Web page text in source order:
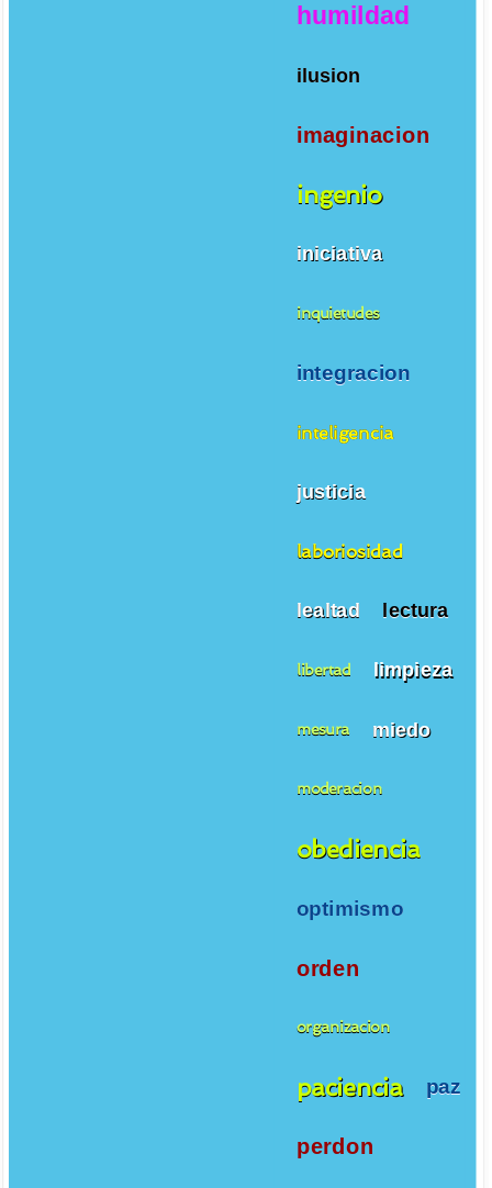
humildad
ilusion
imaginacion
ingenio
iniciativa
inquietudes
integracion
inteligencia
justicia
laboriosidad
lealtad lectura
libertad limpieza
mesura miedo
moderacion
obediencia
optimismo
orden
organizacion
paciencia paz
perdon